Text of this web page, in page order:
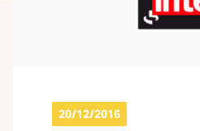
20/12/2016